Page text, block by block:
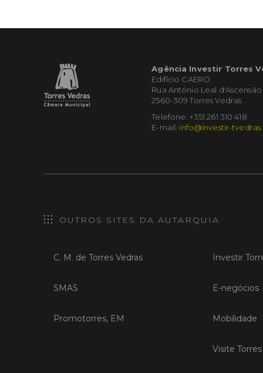
Agência Investir Torres
Edifício CAERO
Rua António Leal d'Ascensão
2560-309 Torres Vedras
Telefone: +351 261 310 418
E-mail: info@investir-
OUTROS SITES DA AUTARQUIA
C. M. de Torres Vedras
SMAS
Promotorres, EM
Investir
E-negócios
Mobilidade
Visite